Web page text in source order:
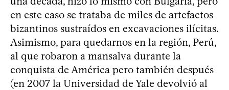
en este caso se trataba de miles de artefactos
bizantinos sustraídos en excavaciones ilícitas.
Asimismo, para quedarnos en la región, Perú,
al que robaron a mansalva durante la
conquista de América pero también después
(en 2007 la Universidad de Yale devolvió al